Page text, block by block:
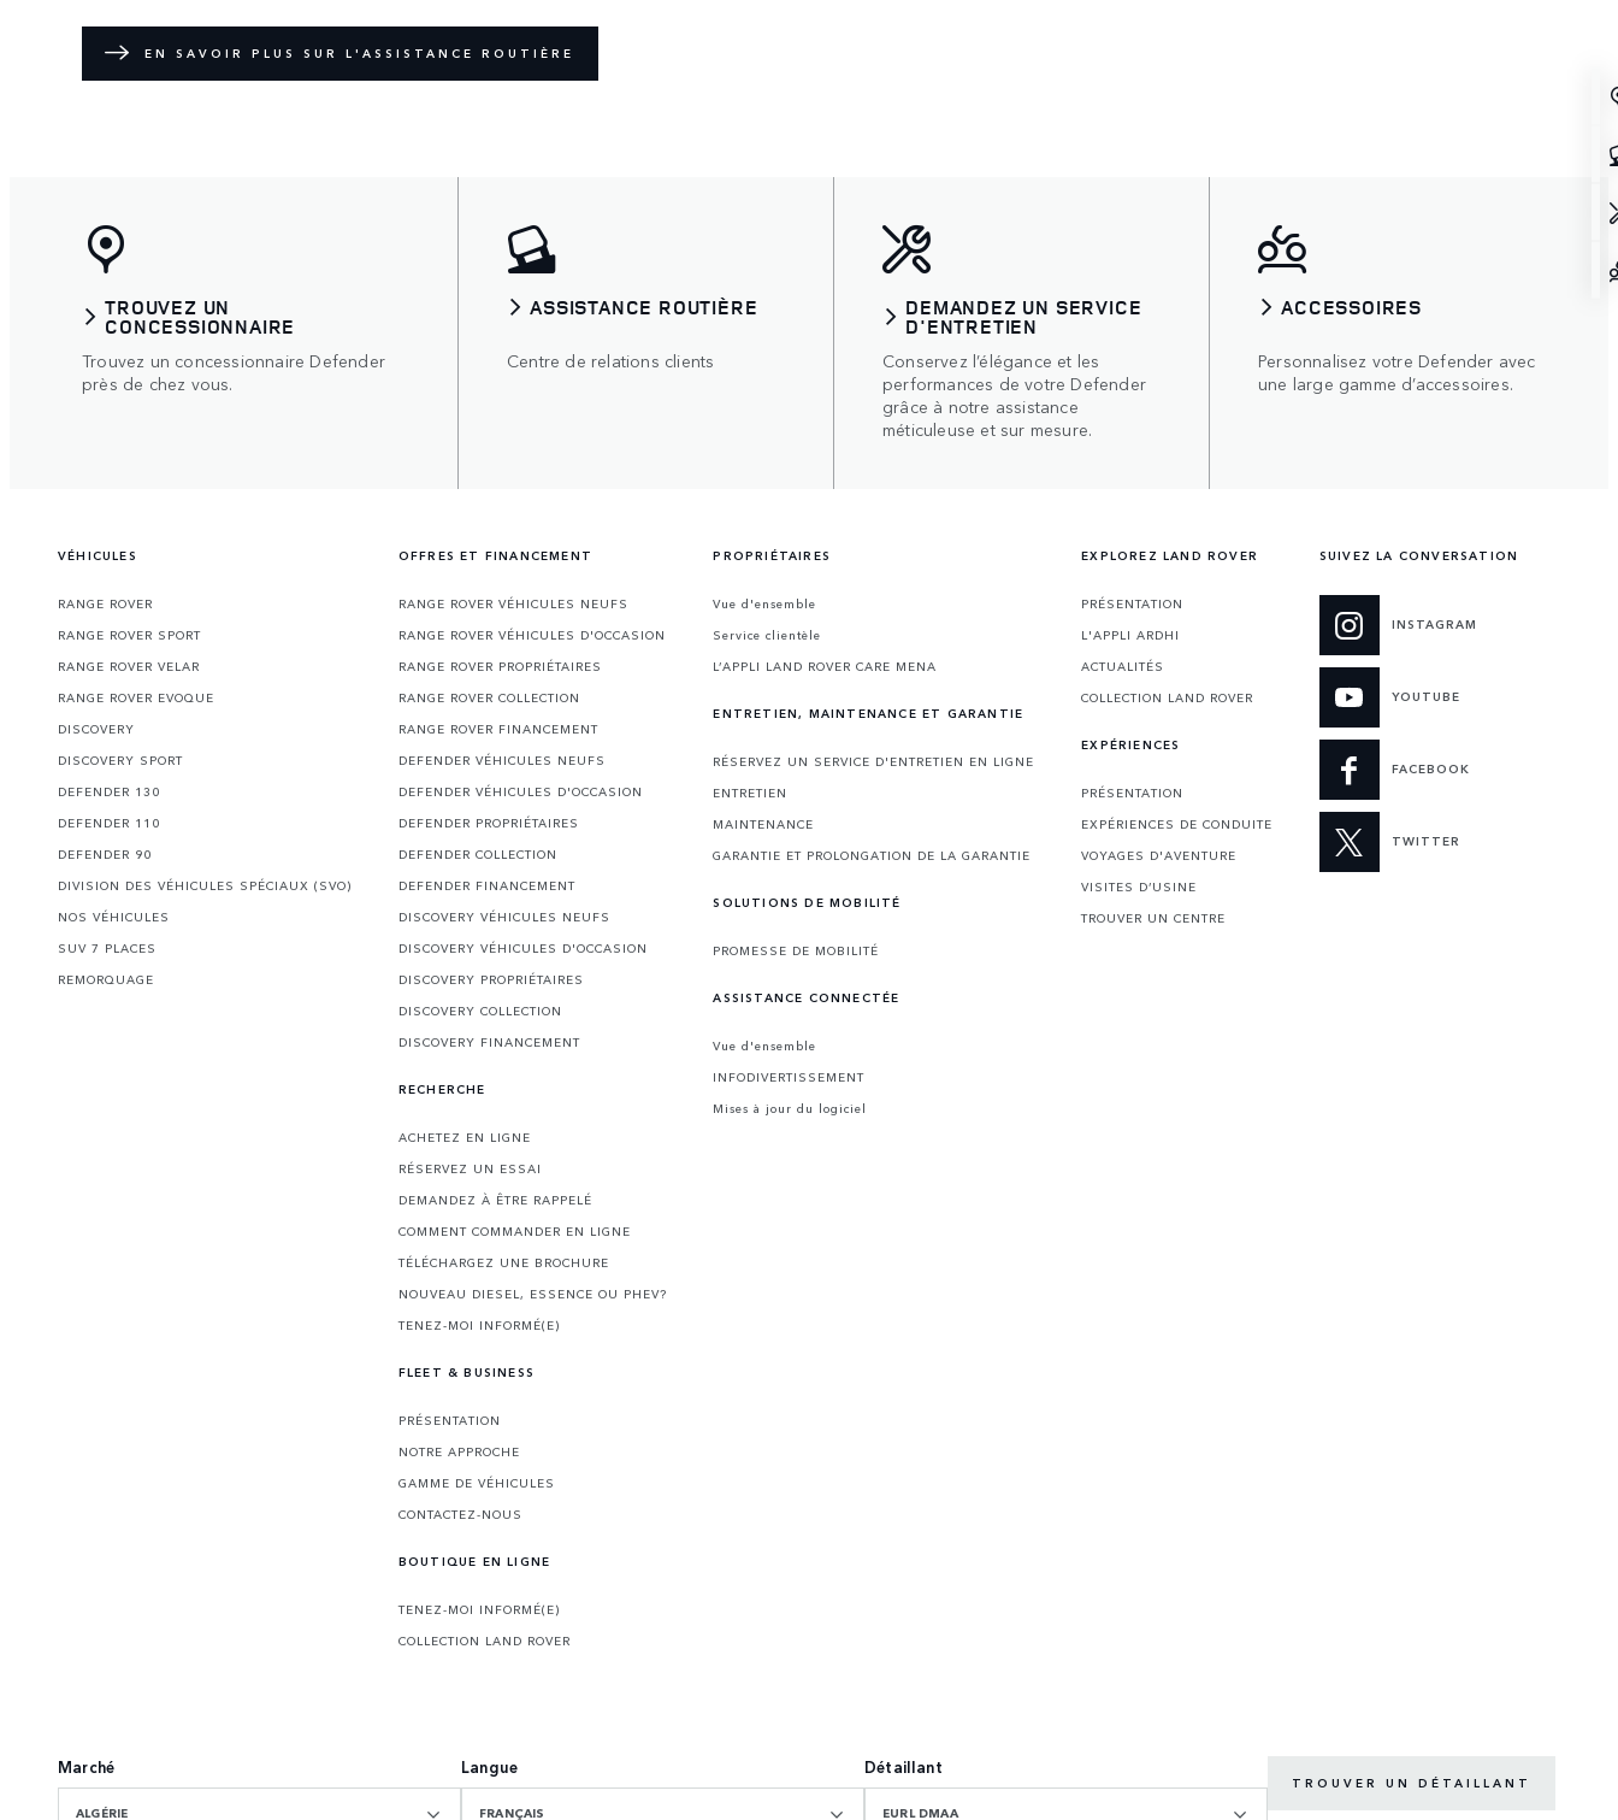
EN SAVOIR PLUS SUR L'ASSISTANCE ROUTIÈRE
TROUVEZ UN
CONCESSIONNAIRE
Trouvez un concessionnaire Defender
près de chez vous.
ASSISTANCE ROUTIÈRE
Centre de relations clients
DEMANDEZ UN SERVICE
D'ENTRETIEN
Conservez l’élégance et les
performances de votre Defender
grâce à notre assistance
méticuleuse et sur mesure.
ACCESSOIRES
Personnalisez votre Defender avec
une large gamme d’accessoires.
VÉHICULES
RANGE ROVER
RANGE ROVER SPORT
RANGE ROVER VELAR
RANGE ROVER EVOQUE
DISCOVERY
DISCOVERY SPORT
DEFENDER 130
DEFENDER 110
DEFENDER 90
DIVISION DES VÉHICULES SPÉCIAUX (SVO)
NOS VÉHICULES
SUV 7 PLACES
REMORQUAGE
OFFRES ET FINANCEMENT
RANGE ROVER VÉHICULES NEUFS
RANGE ROVER VÉHICULES D'OCCASION
RANGE ROVER PROPRIÉTAIRES
RANGE ROVER COLLECTION
RANGE ROVER FINANCEMENT
DEFENDER VÉHICULES NEUFS
DEFENDER VÉHICULES D'OCCASION
DEFENDER PROPRIÉTAIRES
DEFENDER COLLECTION
DEFENDER FINANCEMENT
DISCOVERY VÉHICULES NEUFS
DISCOVERY VÉHICULES D'OCCASION
DISCOVERY PROPRIÉTAIRES
DISCOVERY COLLECTION
DISCOVERY FINANCEMENT
RECHERCHE
ACHETEZ EN LIGNE
RÉSERVEZ UN ESSAI
DEMANDEZ À ÊTRE RAPPELÉ
COMMENT COMMANDER EN LIGNE
TÉLÉCHARGEZ UNE BROCHURE
NOUVEAU DIESEL, ESSENCE OU PHEV?
TENEZ-MOI INFORMÉ(E)
FLEET & BUSINESS
PRÉSENTATION
NOTRE APPROCHE
GAMME DE VÉHICULES
CONTACTEZ-NOUS
BOUTIQUE EN LIGNE
TENEZ-MOI INFORMÉ(E)
COLLECTION LAND ROVER
PROPRIÉTAIRES
Vue d'ensemble
Service clientèle
L’APPLI LAND ROVER CARE MENA
ENTRETIEN, MAINTENANCE ET GARANTIE
RÉSERVEZ UN SERVICE D'ENTRETIEN EN LIGNE
ENTRETIEN
MAINTENANCE
GARANTIE ET PROLONGATION DE LA GARANTIE
SOLUTIONS DE MOBILITÉ
PROMESSE DE MOBILITÉ
ASSISTANCE CONNECTÉE
Vue d'ensemble
INFODIVERTISSEMENT
Mises à jour du logiciel
EXPLOREZ LAND ROVER
PRÉSENTATION
L'APPLI ARDHI
ACTUALITÉS
COLLECTION LAND ROVER
EXPÉRIENCES
PRÉSENTATION
EXPÉRIENCES DE CONDUITE
VOYAGES D'AVENTURE
VISITES D’USINE
TROUVER UN CENTRE
SUIVEZ LA CONVERSATION
INSTAGRAM
YOUTUBE
FACEBOOK
TWITTER
Marché
ALGÉRIE
Langue
FRANÇAIS
Détaillant
EURL DMAA
TROUVER UN DÉTAILLANT